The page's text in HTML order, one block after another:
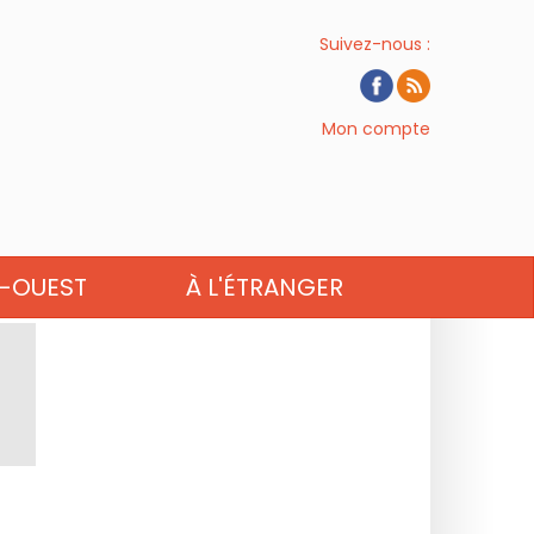
Suivez-nous :
Mon compte
À L'ÉTRANGER